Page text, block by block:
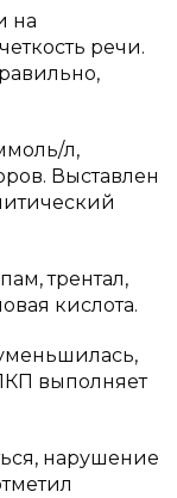
на
речи.
л,
Выставлен
трентал,
кислота.
выполняет
нарушение